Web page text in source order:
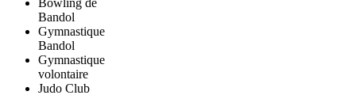
Bandol
Gymnastique
Bandol
Gymnastique
volontaire
Judo Club